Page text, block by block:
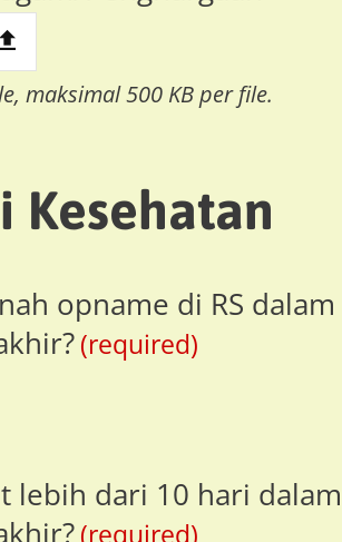
maksimal 500 KB per file.
Kesehatan
opname di RS dalam
(required)
lebih dari 10 hari dalam
(required)